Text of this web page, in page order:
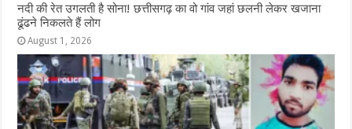
नदी की रेत उगलती है सोना! छत्तीसगढ़ का वो गांव जहां छलनी लेकर खजाना
ढूंढने निकलते हैं लोग
August 1, 2026